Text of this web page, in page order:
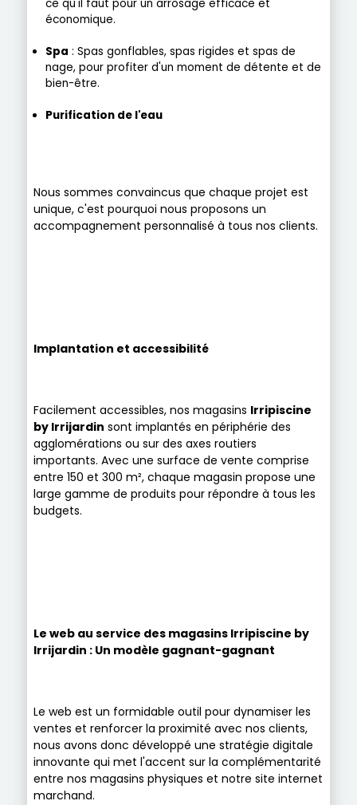
ce qu'il faut pour un arrosage efficace et
économique.
Spa : Spas gonflables, spas rigides et spas de
nage, pour profiter d'un moment de détente et de
bien-être.
Purification de l'eau
Nous sommes convaincus que chaque projet est
unique, c'est pourquoi nous proposons un
accompagnement personnalisé à tous nos clients.
Implantation et accessibilité
Facilement accessibles, nos magasins Irripiscine
by Irrijardin sont implantés en périphérie des
agglomérations ou sur des axes routiers
importants. Avec une surface de vente comprise
entre 150 et 300 m², chaque magasin propose une
large gamme de produits pour répondre à tous les
budgets.
Le web au service des magasins Irripiscine by
Irrijardin : Un modèle gagnant-gagnant
Le web est un formidable outil pour dynamiser les
ventes et renforcer la proximité avec nos clients,
nous avons donc développé une stratégie digitale
innovante qui met l'accent sur la complémentarité
entre nos magasins physiques et notre site internet
marchand.